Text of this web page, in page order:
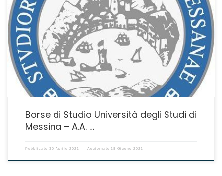
Scadenza presentazione domande: ore 23:59 del 30 maggio 2021.
Borse di Studio Università degli Studi di
Messina – A.A. …
Pubblicato 30 Aprile 2021 Aggiornato 18 Giugno 2021